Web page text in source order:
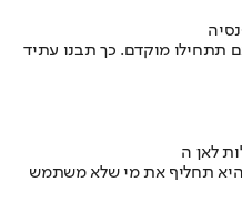
תתחילו מוקדם. כך תבנו עתיד
היא תחליף את מי שלא משתמש